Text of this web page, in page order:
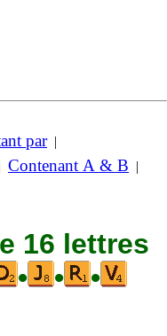
par|
Contenant A & B |
16 lettres
• • •